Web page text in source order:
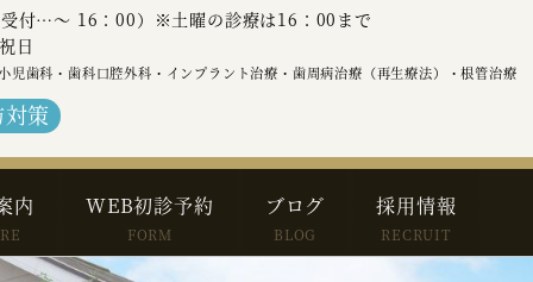
付…～ 16：00）※土曜の診療は16：00まで
日
児歯科・歯科口腔外科・インプラント治療・歯周病治療（再生療法）・根管治療
策
内 WEB初診予約
FORM
ブログ
BLOG
採用情報
RECRUIT